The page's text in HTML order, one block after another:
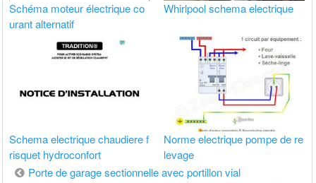
Schéma moteur électrique co
urant alternatif
Whirlpool schema electrique
Schema electrique chaudiere f
risquet hydroconfort
Norme electrique pompe de re
levage
Navigation
Porte de garage sectionnelle avec portillon vial